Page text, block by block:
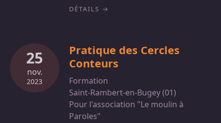
DÉTAILS
25
nov.
2023
Pratique des Cercles
Conteurs
Formation
Saint-Rambert-en-Bugey (01)
Pour l'association "Le moulin à
Paroles"